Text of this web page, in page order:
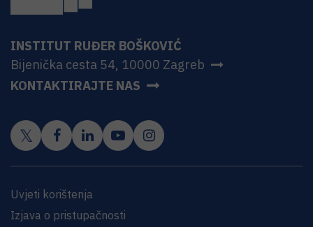
INSTITUT RUĐER BOŠKOVIĆ
Bijenička cesta 54, 10000 Zagreb
KONTAKTIRAJTE NAS
Uvjeti korištenja
Izjava o pristupačnosti